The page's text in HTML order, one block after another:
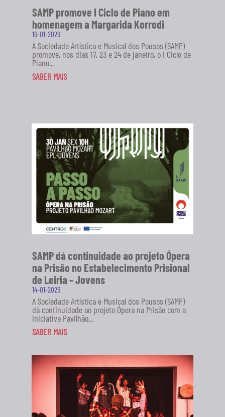
SAMP promove I Ciclo de Piano em
homenagem a Margarida Korrodi
16-01-2026
A Sociedade Artística e Musical dos Pousos (SAMP)
promove, nos dias 17, 23 e 24 de janeiro, o I Ciclo de
Piano...
SABER MAIS
SAMP dá continuidade ao projeto Ópera
na Prisão no Estabelecimento Prisional
de Leiria – Jovens
14-01-2026
A Sociedade Artística e Musical dos Pousos (SAMP)
dá continuidade ao projeto Ópera na Prisão com a
iniciativa Pavilhão...
SABER MAIS